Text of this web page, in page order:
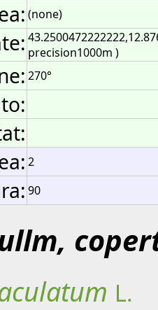
(none)
precision1000m )
270°
2
90
L.